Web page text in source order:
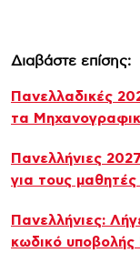
Διαβάστε επίσης:
Πανελλαδικές
τα
Πανελλήνιες
για τους μαθητές
Πανελλήνιες:
κωδικό